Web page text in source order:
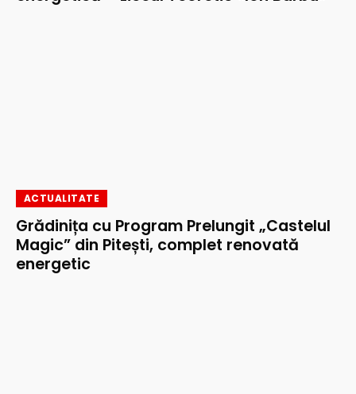
ACTUALITATE
Grădinița cu Program Prelungit „Castelul
Magic” din Pitești, complet renovată
energetic